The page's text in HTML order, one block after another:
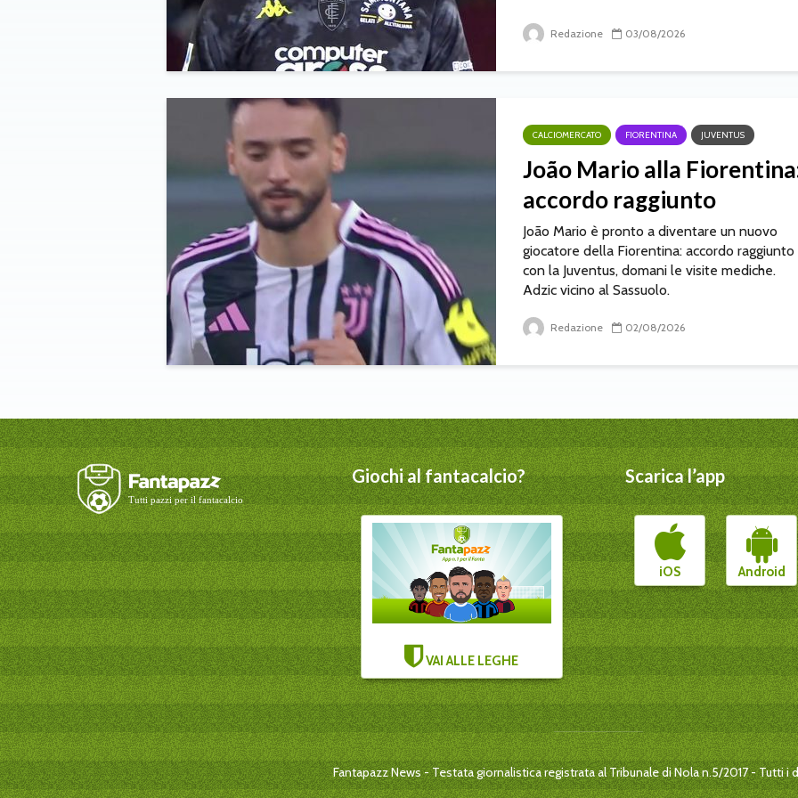
Redazione 03/08/2026
CALCIOMERCATO FIORENTINA JUVENTUS
João Mario alla
accordo raggiunto
João Mario è pronto a diventare un nuovo
giocatore della Fiorentina: accordo raggiunto
con la Juventus, domani le visite mediche.
Adzic vicino al Sassuolo.
Redazione 02/08/2026
Giochi al fantacalcio?
VAI ALLE LEGHE
Scarica l’app
iOS Android
Fantapazz News - Testata giornalistica registrata al Tribunale di Nola n.5/2017 - Tutti i